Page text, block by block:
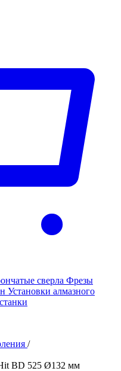
сверла Фрезы
Установки алмазного
/
BD 525 Ø132 мм